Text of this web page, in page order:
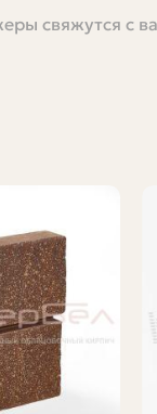
количество,
которые
замена
слегка
чтобы
свяжутся с